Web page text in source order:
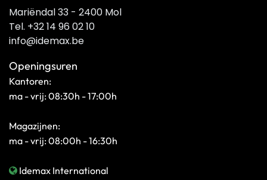
Mariëndal 33 - 2400 Mol
Tel. +32 14 96 02 10
info@idemax.be
Openingsuren
Kantoren:
ma - vrij: 08:30h - 17:00h
Magazijnen:
ma - vrij: 08:00h - 16:30h
Idemax International